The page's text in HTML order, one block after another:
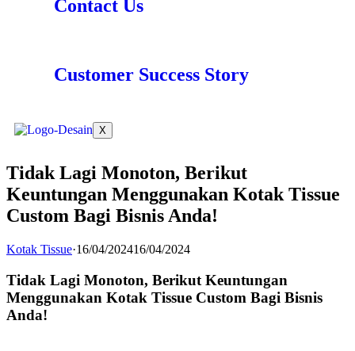
Contact Us
Customer Success Story
X
Tidak Lagi Monoton, Berikut
Keuntungan Menggunakan Kotak Tissue
Custom Bagi Bisnis Anda!
Kotak Tissue·16/04/202416/04/2024
Tidak Lagi Monoton, Berikut Keuntungan
Menggunakan Kotak Tissue Custom Bagi Bisnis
Anda!